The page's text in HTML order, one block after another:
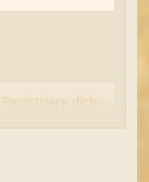
Registriere dich